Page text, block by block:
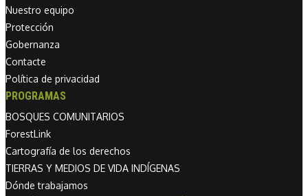
Nuestro equipo
Protección
Gobernanza
Contacte
Política de privacidad
PROGRAMAS
BOSQUES COMUNITARIOS
ForestLink
Cartografía de los derechos
TIERRAS Y MEDIOS DE VIDA INDÍGENAS
Dónde trabajamos